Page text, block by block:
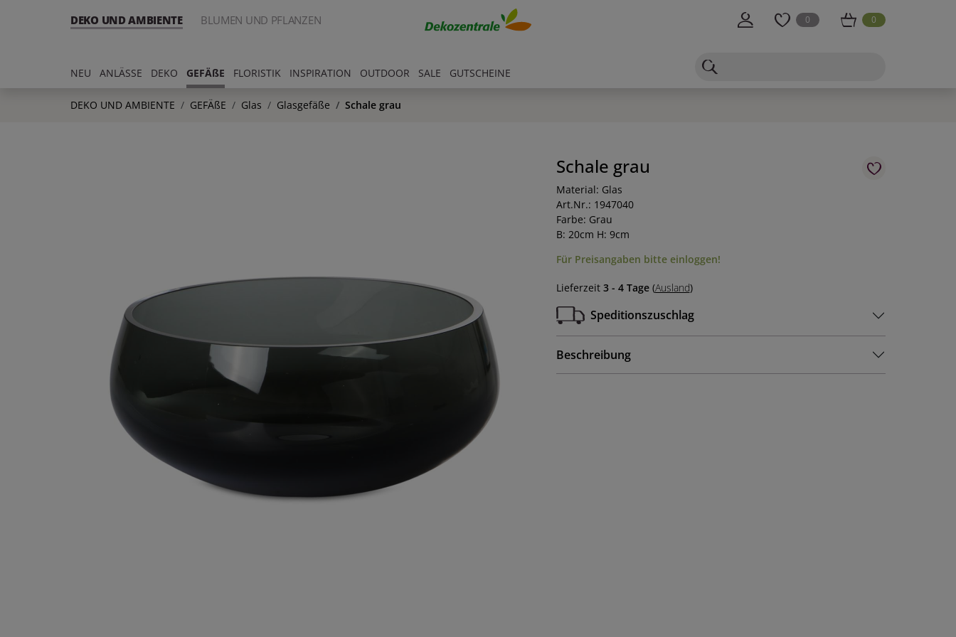
DEKO UND AMBIENTE BLUMEN UND PFLANZEN 0 0
NEU ANLÄSSE DEKO GEFÄßE FLORISTIK INSPIRATION OUTDOOR SALE GUTSCHEINE
DEKO UND AMBIENTE GEFÄßE Glas Glasgefäße Schale grau
Schale grau
Material: Glas
Art.Nr.: 1947040
Farbe: Grau
B: 20cm H: 9cm
Für Preisangaben bitte einloggen!
Lieferzeit 3 - 4 Tage(Ausland)
Speditionszuschlag
Beschreibung